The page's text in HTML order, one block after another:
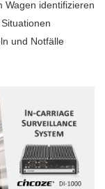
Wagen identifizieren
und Notfälle